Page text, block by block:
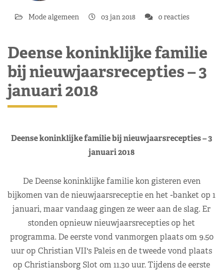
Mode algemeen 03 jan 2018 0 reacties
Deense koninklijke familie
bij nieuwjaarsrecepties – 3
januari 2018
Deense koninklijke familie bij nieuwjaarsrecepties – 3
januari 2018
De Deense koninklijke familie kon gisteren even
bijkomen van de nieuwjaarsreceptie en het -banket op 1
januari, maar vandaag gingen ze weer aan de slag. Er
stonden opnieuw nieuwjaarsrecepties op het
programma. De eerste vond vanmorgen plaats om 9.50
uur op Christian VII's Paleis en de tweede vond plaats
op Christiansborg Slot om 11.30 uur. Tijdens de eerste